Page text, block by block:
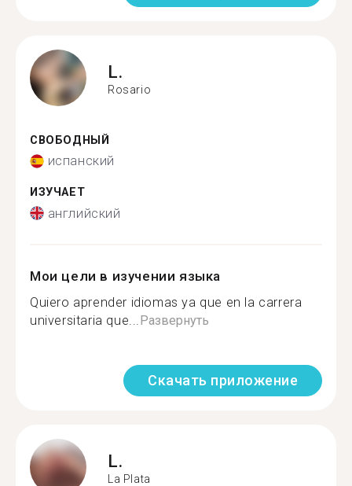
L.
Rosario
СВОБОДНЫЙ
испанский
ИЗУЧАЕТ
английский
Мои цели в изучении языка
Quiero aprender idiomas ya que en la carrera
universitaria que... Развернуть
Скачать приложение
L.
La Plata